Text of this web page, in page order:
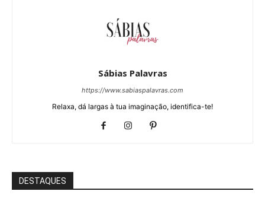
Sábias Palavras
https://www.sabiaspalavras.com
Relaxa, dá largas à tua imaginação, identifica-te!
DESTAQUES